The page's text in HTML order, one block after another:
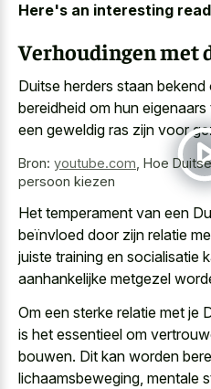
Here's an interesting
Verhoudingen met
Duitse herders staan
bereidheid om hun
een geweldig ras zijn voor
Bron: youtube.com Hoe
persoon kiezen
Het temperament van een
beïnvloed door zijn relatie
juiste training en socialisatie
aanhankelijke metgezel
Om een sterke relatie met je
is het essentieel om
bouwen. Dit kan worden
lichaamsbeweging, mentale